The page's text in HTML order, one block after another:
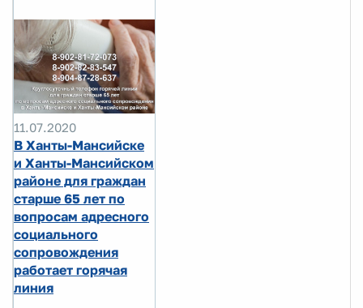
11.07.2020
В Ханты-Мансийске
и Ханты-Мансийском
районе для граждан
старше 65 лет по
вопросам адресного
социального
сопровождения
работает горячая
линия